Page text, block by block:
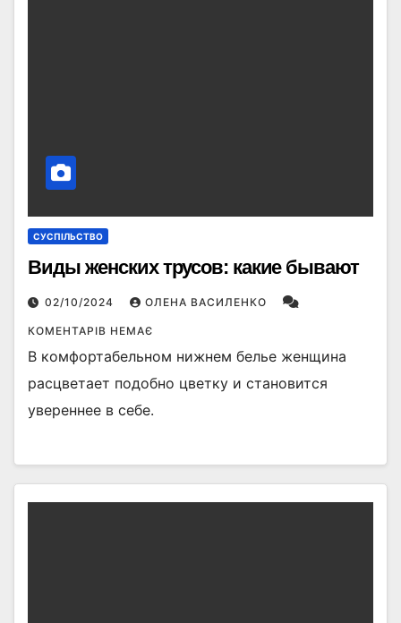
СУСПІЛЬСТВО
Виды женских трусов: какие бывают
02/10/2024 ОЛЕНА ВАСИЛЕНКО
КОМЕНТАРІВ НЕМАЄ
В комфортабельном нижнем белье женщина
расцветает подобно цветку и становится
увереннее в себе.